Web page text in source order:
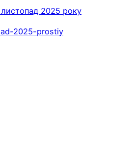
2025 року